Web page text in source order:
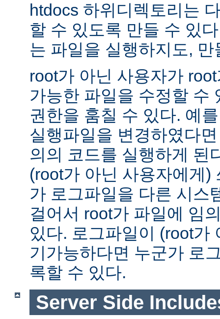
htdocs 하위디렉토리는
할 수 있도록 만들 수 있
는 파일을 실행하지도,
root가 아닌 사용자가
가능한 파일을 수정할 수
권한을 훔칠 수 있다. 예
실행파일을 변경하였다
의의 코드를 실행하게 된
(root가 아닌 사용자에게)
가 로그파일을 다른 시스
걸어서 root가 파일에 임
있다. 로그파일이 (root가
기가능하다면 누군가 로
록할 수 있다.
Server Side